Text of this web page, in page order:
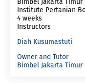
Bimbel Jakarta Timur
Institute Pertanian
4 weeks
Instructors
Diah Kusumastuti
Owner and Tutor
Bimbel Jakarta Timur